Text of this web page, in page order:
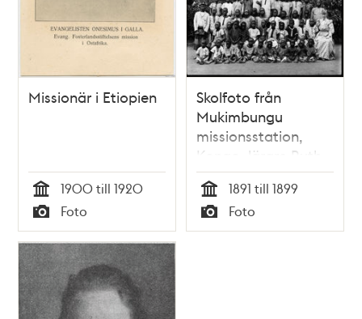
Missionär i Etiopien
Tid
1900 till 1920
Typ
Foto
Skolfoto från
Mukimbungu
missionsstation,
Kongo, lärare Ruth
Walfridsson och
elever
Tid
1891 till 1899
Typ
Foto